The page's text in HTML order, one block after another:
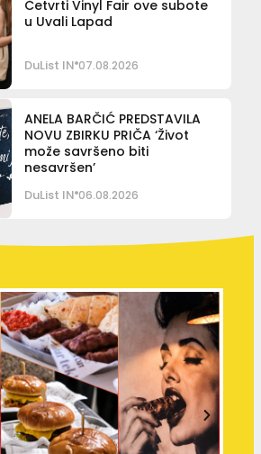
Četvrti Vinyl Fair ove subote
u Uvali Lapad
DuList IN 07.08.2026
ANELA BARČIĆ PREDSTAVILA
NOVU ZBIRKU PRIČA ‘Život
može savršeno biti
nesavršen’
DuList IN 06.08.2026